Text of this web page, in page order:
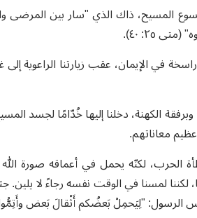
المسيح، ذاك الذي "سار بين المرضى
٢٥: ٤٠
).
في الإيمان، عقب زيارتنا الراعوية
وبرفقة الكهنة، دخلنا إليها خُدّامًا لجسد
معاناتهم.
لكنّه يحمل في أعماقه صورة الله
لكننا لمسنا في الوقت نفسه رجاءً لا يلين.
الرسول: "لِيَحمِلْ بَعضُكم أَثْقالَ بَعض وأَتِمُّوا